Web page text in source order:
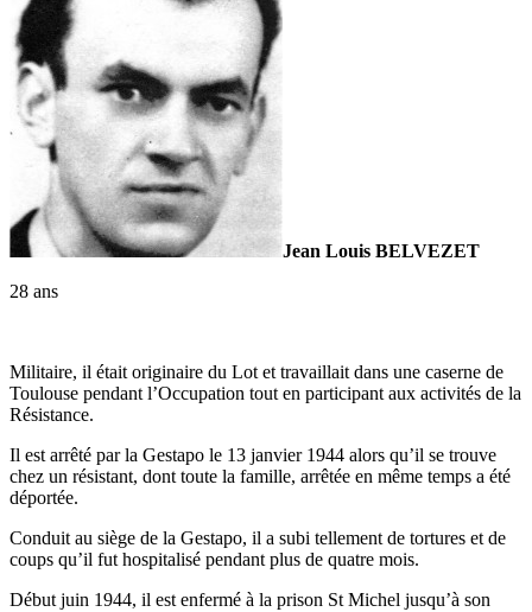
Jean Louis BELVEZET
28 ans
Militaire, il était originaire du Lot et travaillait dans une caserne de
Toulouse pendant l’Occupation tout en participant aux activités de la
Résistance.
Il est arrêté par la Gestapo le 13 janvier 1944 alors qu’il se trouve
chez un résistant, dont toute la famille, arrêtée en même temps a été
déportée.
Conduit au siège de la Gestapo, il a subi tellement de tortures et de
coups qu’il fut hospitalisé pendant plus de quatre mois.
Début juin 1944, il est enfermé à la prison St Michel jusqu’à son